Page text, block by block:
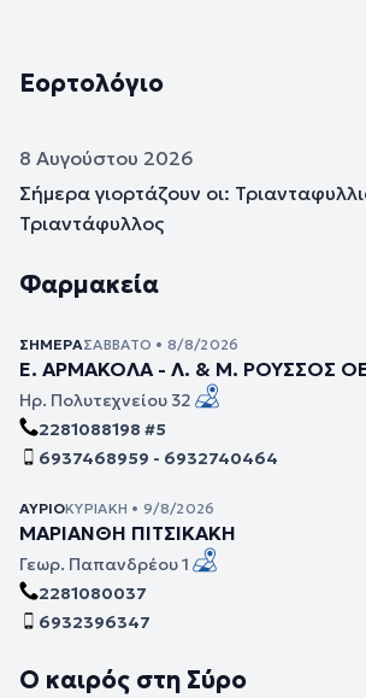
Εορτολόγιο
8 Αυγούστου 2026
Σήμερα γιορτάζουν οι:
Τριαντάφυλλος
Φαρμακεία
ΣΉΜΕΡΑΣΆΒΒΑΤΟ • 8/8/2026
Ε. ΑΡΜΑΚΟΛΑ - Λ. & Μ. ΡΟΥΣΣΟΣ
Ηρ. Πολυτεχνείου 32
2281088198 #5
6937468959 - 6932740464
ΑΎΡΙΟΚΥΡΙΑΚΉ • 9/8/2026
ΜΑΡΙΑΝΘΗ ΠΙΤΣΙΚΑΚΗ
Γεωρ. Παπανδρέου 1
2281080037
6932396347
Ο καιρός στη Σύρο